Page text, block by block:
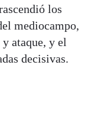
los
mediocampo,
ataque, y el
decisivas.